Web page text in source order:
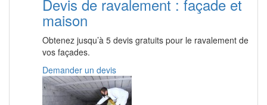
Devis de ravalement : façade et
maison
Obtenez jusqu’à 5 devis gratuits pour le ravalement de
vos façades.
Demander un devis